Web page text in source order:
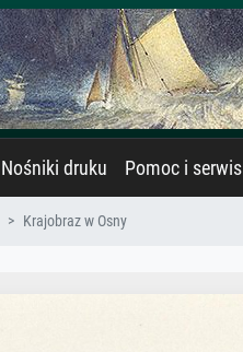
Nośniki druku Pomoc i serwis
Krajobraz w Osny